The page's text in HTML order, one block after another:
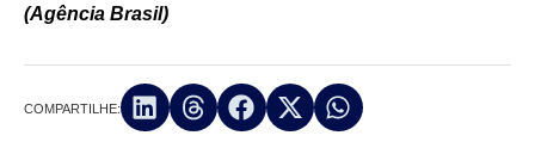
(Agência Brasil)
COMPARTILHE: